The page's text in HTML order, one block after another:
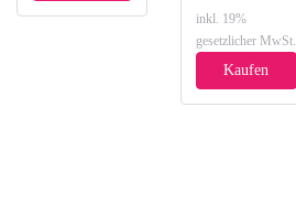
inkl. 19%
gesetzlicher MwSt.
Kaufen